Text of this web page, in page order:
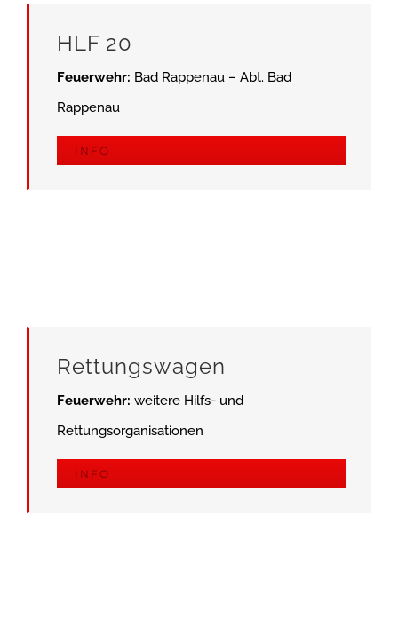
HLF 20
Feuerwehr: Bad Rappenau – Abt. Bad
Rappenau
INFO
Rettungswagen
Feuerwehr: weitere Hilfs- und
Rettungsorganisationen
INFO